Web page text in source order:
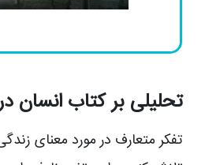
تحلیلی بر کتاب انسان
تفکر متعارف در مورد معنای